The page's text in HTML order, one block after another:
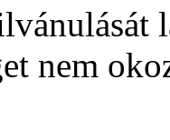
nem